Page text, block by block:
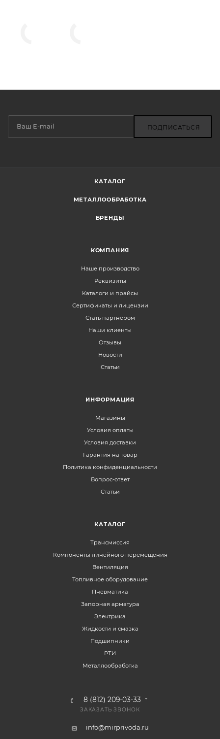
ПОДПИСАТЬСЯ
КАТАЛОГ
МЕТАЛЛООБРАБОТКА
БРЕНДЫ
КОМПАНИЯ
Наше производство
Реквизиты
Каталоги и прайсы
Сертификаты и лицензии
Стать партнером
Наши клиенты
Отзывы
Новости
Статьи
ИНФОРМАЦИЯ
Магазины
Условия оплаты
Условия доставки
Гарантия на товар
Политика конфиденциальности
Вопрос-ответ
Статьи
КАТАЛОГ
Трансмиссия
Компоненты линейного перемещения
Вентиляция
Топливное оборудование
Пневматика
Запорная арматура
Электрика
Жидкости и смазка
Подшипники
РТИ
Металлообработка
8 (812) 209-03-33
ЗАКАЗАТЬ ЗВОНОК
info@mirprivoda.ru